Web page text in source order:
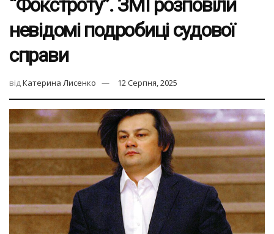
“Фокстроту”. ЗМІ розповіли
невідомі подробиці судової
справи
відКатерина Лисенко 12 Серпня, 2025